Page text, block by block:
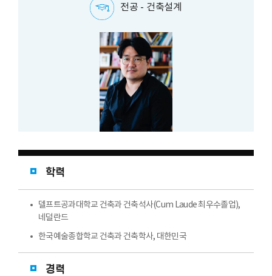
전공 - 건축설계
학력
델프트공과대학교 건축과 건축석사(Cum Laude 최우수졸업),
네덜란드
한국예술종합학교 건축과 건축학사, 대한민국
경력